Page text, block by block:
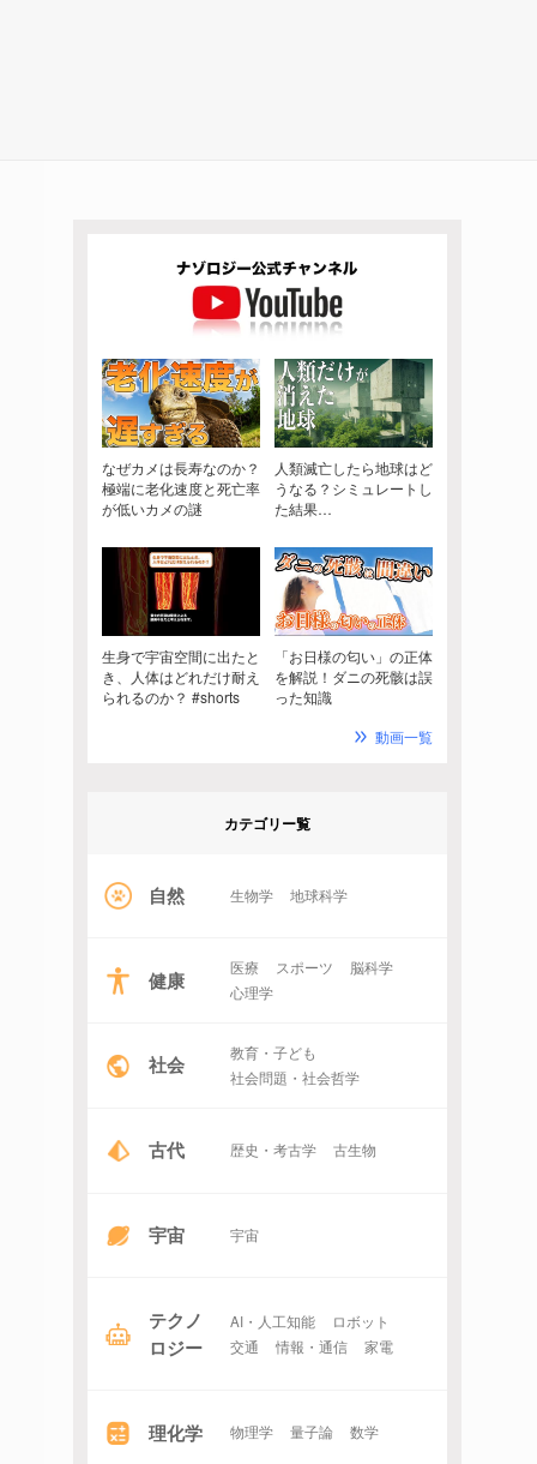
なぜカメは長寿なのか？
極端に老化速度と死亡率
が低いカメの謎
人類滅亡したら地球はど
うなる？シミュレートし
た結果…
生身で宇宙空間に出たと
き、人体はどれだけ耐え
られるのか？ #shorts
「お日様の匂い」の正体
を解説！ダニの死骸は誤
った知識
動画一覧
カテゴリー覧
自然 生物学 地球科学
健康 医療 スポーツ
脳科学
心理学
社会
教育・子ども
社会問題・社会哲学
古代 歴史・考古学 古生物
宇宙 宇宙
テクノ
ロジー
AI・人工知能
ロボット
交通
情報・通信 家電
理化学 物理学 量子論 数学